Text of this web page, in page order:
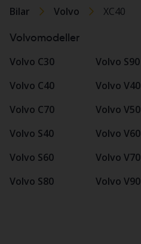
Bilar Volvo XC40
Volvomodeller
Volvo C30
Volvo C40
Volvo C70
Volvo S40
Volvo S60
Volvo S80
Volvo S90
Volvo V40
Volvo V50
Volvo V60
Volvo V70
Volvo V90